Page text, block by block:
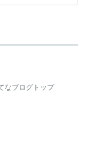
なブログトップ